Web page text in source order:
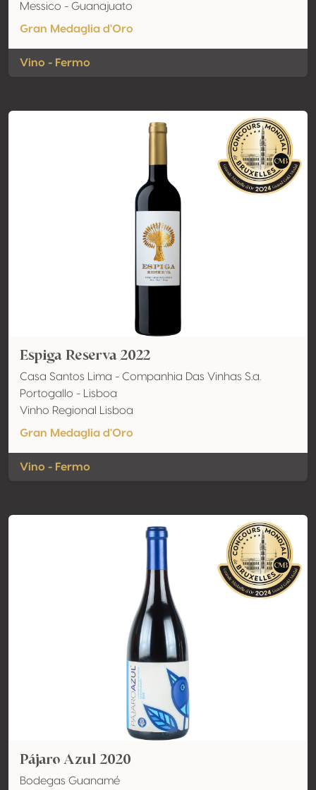
Messico - Guanajuato
Gran Medaglia d'Oro
Vino - Fermo
Espiga Reserva 2022
Casa Santos Lima - Companhia Das Vinhas S.a.
Portogallo - Lisboa
Vinho Regional Lisboa
Gran Medaglia d'Oro
Vino - Fermo
Pájaro Azul 2020
Bodegas Guanamé